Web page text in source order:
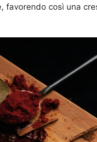
favorendo così una